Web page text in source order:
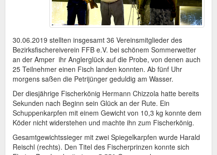
30.06.2019 stellten insgesamt 36 Vereinsmitglieder des
Bezirksfischereiverein FFB e.V. bei schönem Sommerwetter
an der Amper ihr Anglerglück auf die Probe, von denen auch
25 Teilnehmer einen Fisch landen konnten. Ab fünf Uhr
morgens saßen die Petrijünger geduldig am Wasser.
Der diesjährige Fischerkönig Hermann Chizzola hatte bereits
Sekunden nach Beginn sein Glück an der Rute. Ein
Schuppenkarpfen mit einem Gewicht von 10,3 kg konnte dem
Köder nicht widerstehen und machte ihn zum Fischerkönig.
Gesamtgewichtssieger mit zwei Spiegelkarpfen wurde Harald
Reischl (rechts). Den Titel des Fischerprinzen konnte sich